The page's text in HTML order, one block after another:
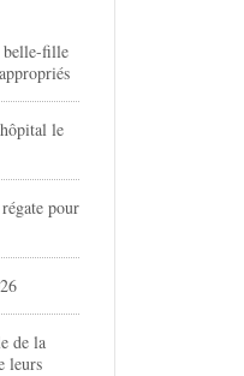
belle-fille
le
pour
de la
leurs